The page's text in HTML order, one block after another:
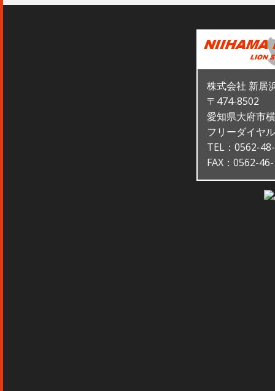
株式会社 新居
〒474-8502
愛知県大府市
フリーダイヤ
TEL：0562-
FAX：0562-